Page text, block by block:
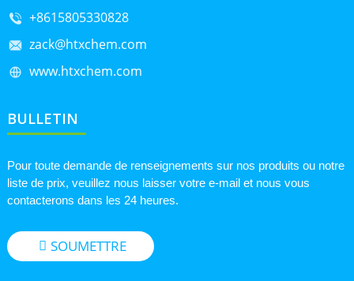
+8615805330828
zack@htxchem.com
www.htxchem.com
BULLETIN
Pour toute demande de renseignements sur nos produits ou notre
liste de prix, veuillez nous laisser votre e-mail et nous vous
contacterons dans les 24 heures.
SOUMETTRE